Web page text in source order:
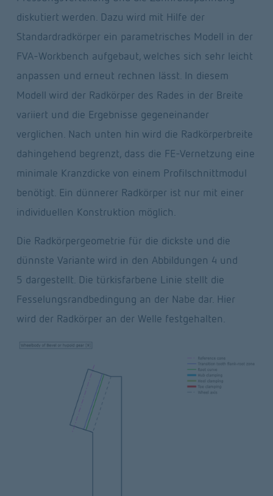
diskutiert werden. Dazu wird mit Hilfe der
Standardradkörper ein parametrisches Modell in der
FVA-Workbench aufgebaut, welches sich sehr leicht
anpassen und erneut rechnen lässt. In diesem
Modell wird der Radkörper des Rades in der Breite
variiert und die Ergebnisse gegeneinander
verglichen. Nach unten hin wird die Radkörperbreite
dahingehend begrenzt, dass die FE-Vernetzung eine
minimale Kranzdicke von einem Profilschnittmodul
benötigt. Ein dünnerer Radkörper ist nur mit einer
individuellen Konstruktion möglich.
Die Radkörpergeometrie für die dickste und die
dünnste Variante wird in den Abbildungen 4 und
5 dargestellt. Die türkisfarbene Linie stellt die
Fesselungsrandbedingung an der Nabe dar. Hier
wird der Radkörper an der Welle festgehalten.